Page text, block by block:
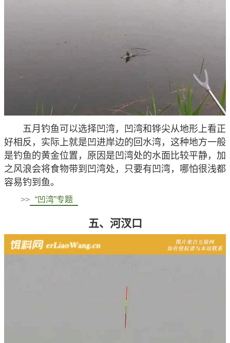
五月钓鱼可以选择凹湾，凹湾和铧尖从地形上看正
好相反，实际上就是凹进岸边的回水湾，这种地方一般
是钓鱼的黄金位置，原因是凹湾处的水面比较平静，加
之风浪会将食物带到凹湾处，只要有凹湾，哪怕很浅都
容易钓到鱼。
>> “凹湾”专题
五、河汊口